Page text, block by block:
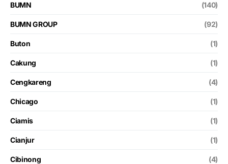
BUMN (140)
BUMN GROUP (92)
Buton (1)
Cakung (1)
Cengkareng (4)
Chicago (1)
Ciamis (1)
Cianjur (1)
Cibinong (4)